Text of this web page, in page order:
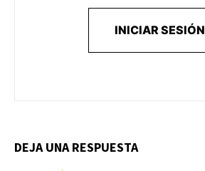
INICIAR SESIÓN
DEJA UNA RESPUESTA